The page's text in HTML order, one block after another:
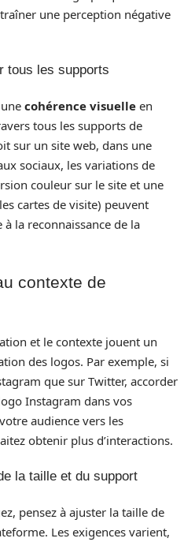
une perception négative
tous les supports
cohérence visuelle en
tous les supports de
sur un site web, dans une
sociaux, les variations de
couleur sur le site et une
cartes de visite) peuvent
la reconnaissance de la
contexte de
et le contexte jouent un
des logos. Par exemple, si
que sur Twitter, accorder
Instagram dans vos
audience vers les
obtenir plus d’interactions.
la taille et du support
pensez à ajuster la taille de
Les exigences varient,